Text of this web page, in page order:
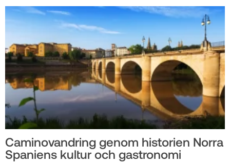
Caminovandring genom historien Norra
Spaniens kultur och gastronomi